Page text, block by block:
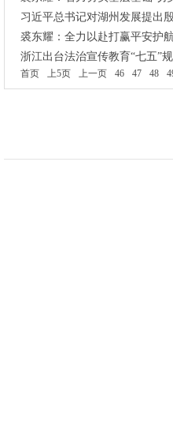
习近平总书记对湖州发展提出
裘东耀：全力以赴打赢平安护
浙江出台法治宣传教育“七五”规
首页 上5页 上一页 46 47 48